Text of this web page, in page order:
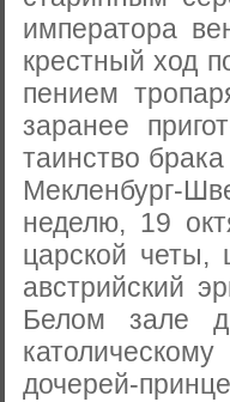
императора
крестный ход
пением
заранее
таинство
Мекленбург-
неделю, 19
царской четы,
австрийский
Белом зале
дочерей-